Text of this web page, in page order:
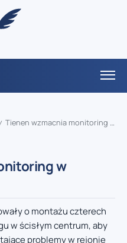
/ Tienen wzmacnia monitoring w centrum miasta
w
o montażu czterech
w ścisłym centrum, aby
problemy w rejonie